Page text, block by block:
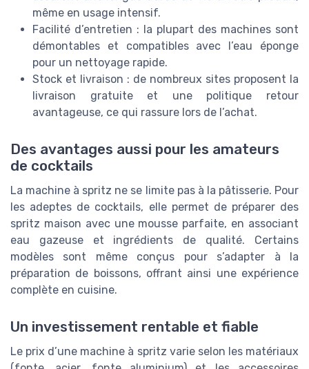
même en usage intensif.
Facilité d’entretien : la plupart des machines sont
démontables et compatibles avec l’eau éponge
pour un nettoyage rapide.
Stock et livraison : de nombreux sites proposent la
livraison gratuite et une politique retour
avantageuse, ce qui rassure lors de l’achat.
Des avantages aussi pour les amateurs
de cocktails
La machine à spritz ne se limite pas à la pâtisserie. Pour
les adeptes de cocktails, elle permet de préparer des
spritz maison avec une mousse parfaite, en associant
eau gazeuse et ingrédients de qualité. Certains
modèles sont même conçus pour s’adapter à la
préparation de boissons, offrant ainsi une expérience
complète en cuisine.
Un investissement rentable et fiable
Le prix d’une machine à spritz varie selon les matériaux